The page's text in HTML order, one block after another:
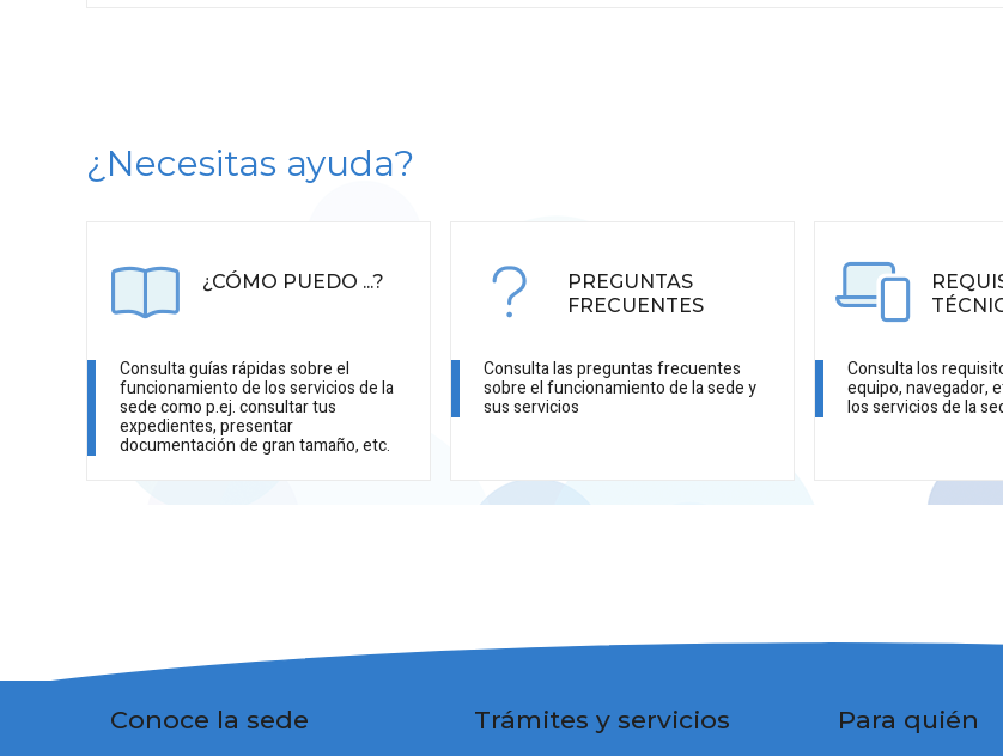
¿Necesitas ayuda?
¿CÓMO PUEDO ...?
Consulta guías rápidas sobre el
funcionamiento de los servicios de la
sede como p.ej. consultar tus
expedientes, presentar
documentación de gran tamaño, etc.
PREGUNTAS
FRECUENTES
Consulta las preguntas frecuentes
sobre el funcionamiento de la sede y
sus servicios
Consulta los
equipo, navegador,
los servicios de la
Conoce la sede Trámites y servicios Para quién